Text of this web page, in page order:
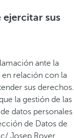
ejercitar sus
ante la
en relación con la
sus derechos.
la gestión de las
datos personales
de Datos de
Josep Rover